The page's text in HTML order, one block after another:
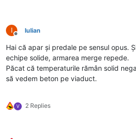
I
Deconectat
Iulian
Hai că apar și predale pe sensul opus.
echipe solide, armarea merge repede.
Păcat că temperaturile rămân solid
să vedem beton pe viaduct.
V 2 Replies